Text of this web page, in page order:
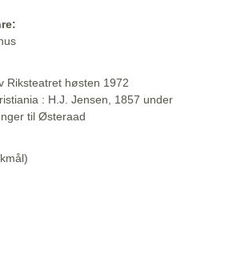
Riksteatret høsten 1972
: H.J. Jensen, 1857 under
til Østeraad